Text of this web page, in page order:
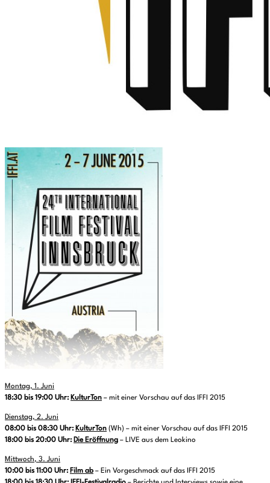
Montag, 1. Juni
18:30 bis 19:00 Uhr: KulturTon – mit einer Vorschau auf das IFFI 2015
Dienstag, 2. Juni
08:00 bis 08:30 Uhr: KulturTon (Wh) – mit einer Vorschau auf das IFFI 2015
18:00 bis 20:00 Uhr: Die Eröffnung – LIVE aus dem Leokino
Mittwoch, 3. Juni
10:00 bis 11:00 Uhr: Film ab – Ein Vorgeschmack auf das IFFI 2015